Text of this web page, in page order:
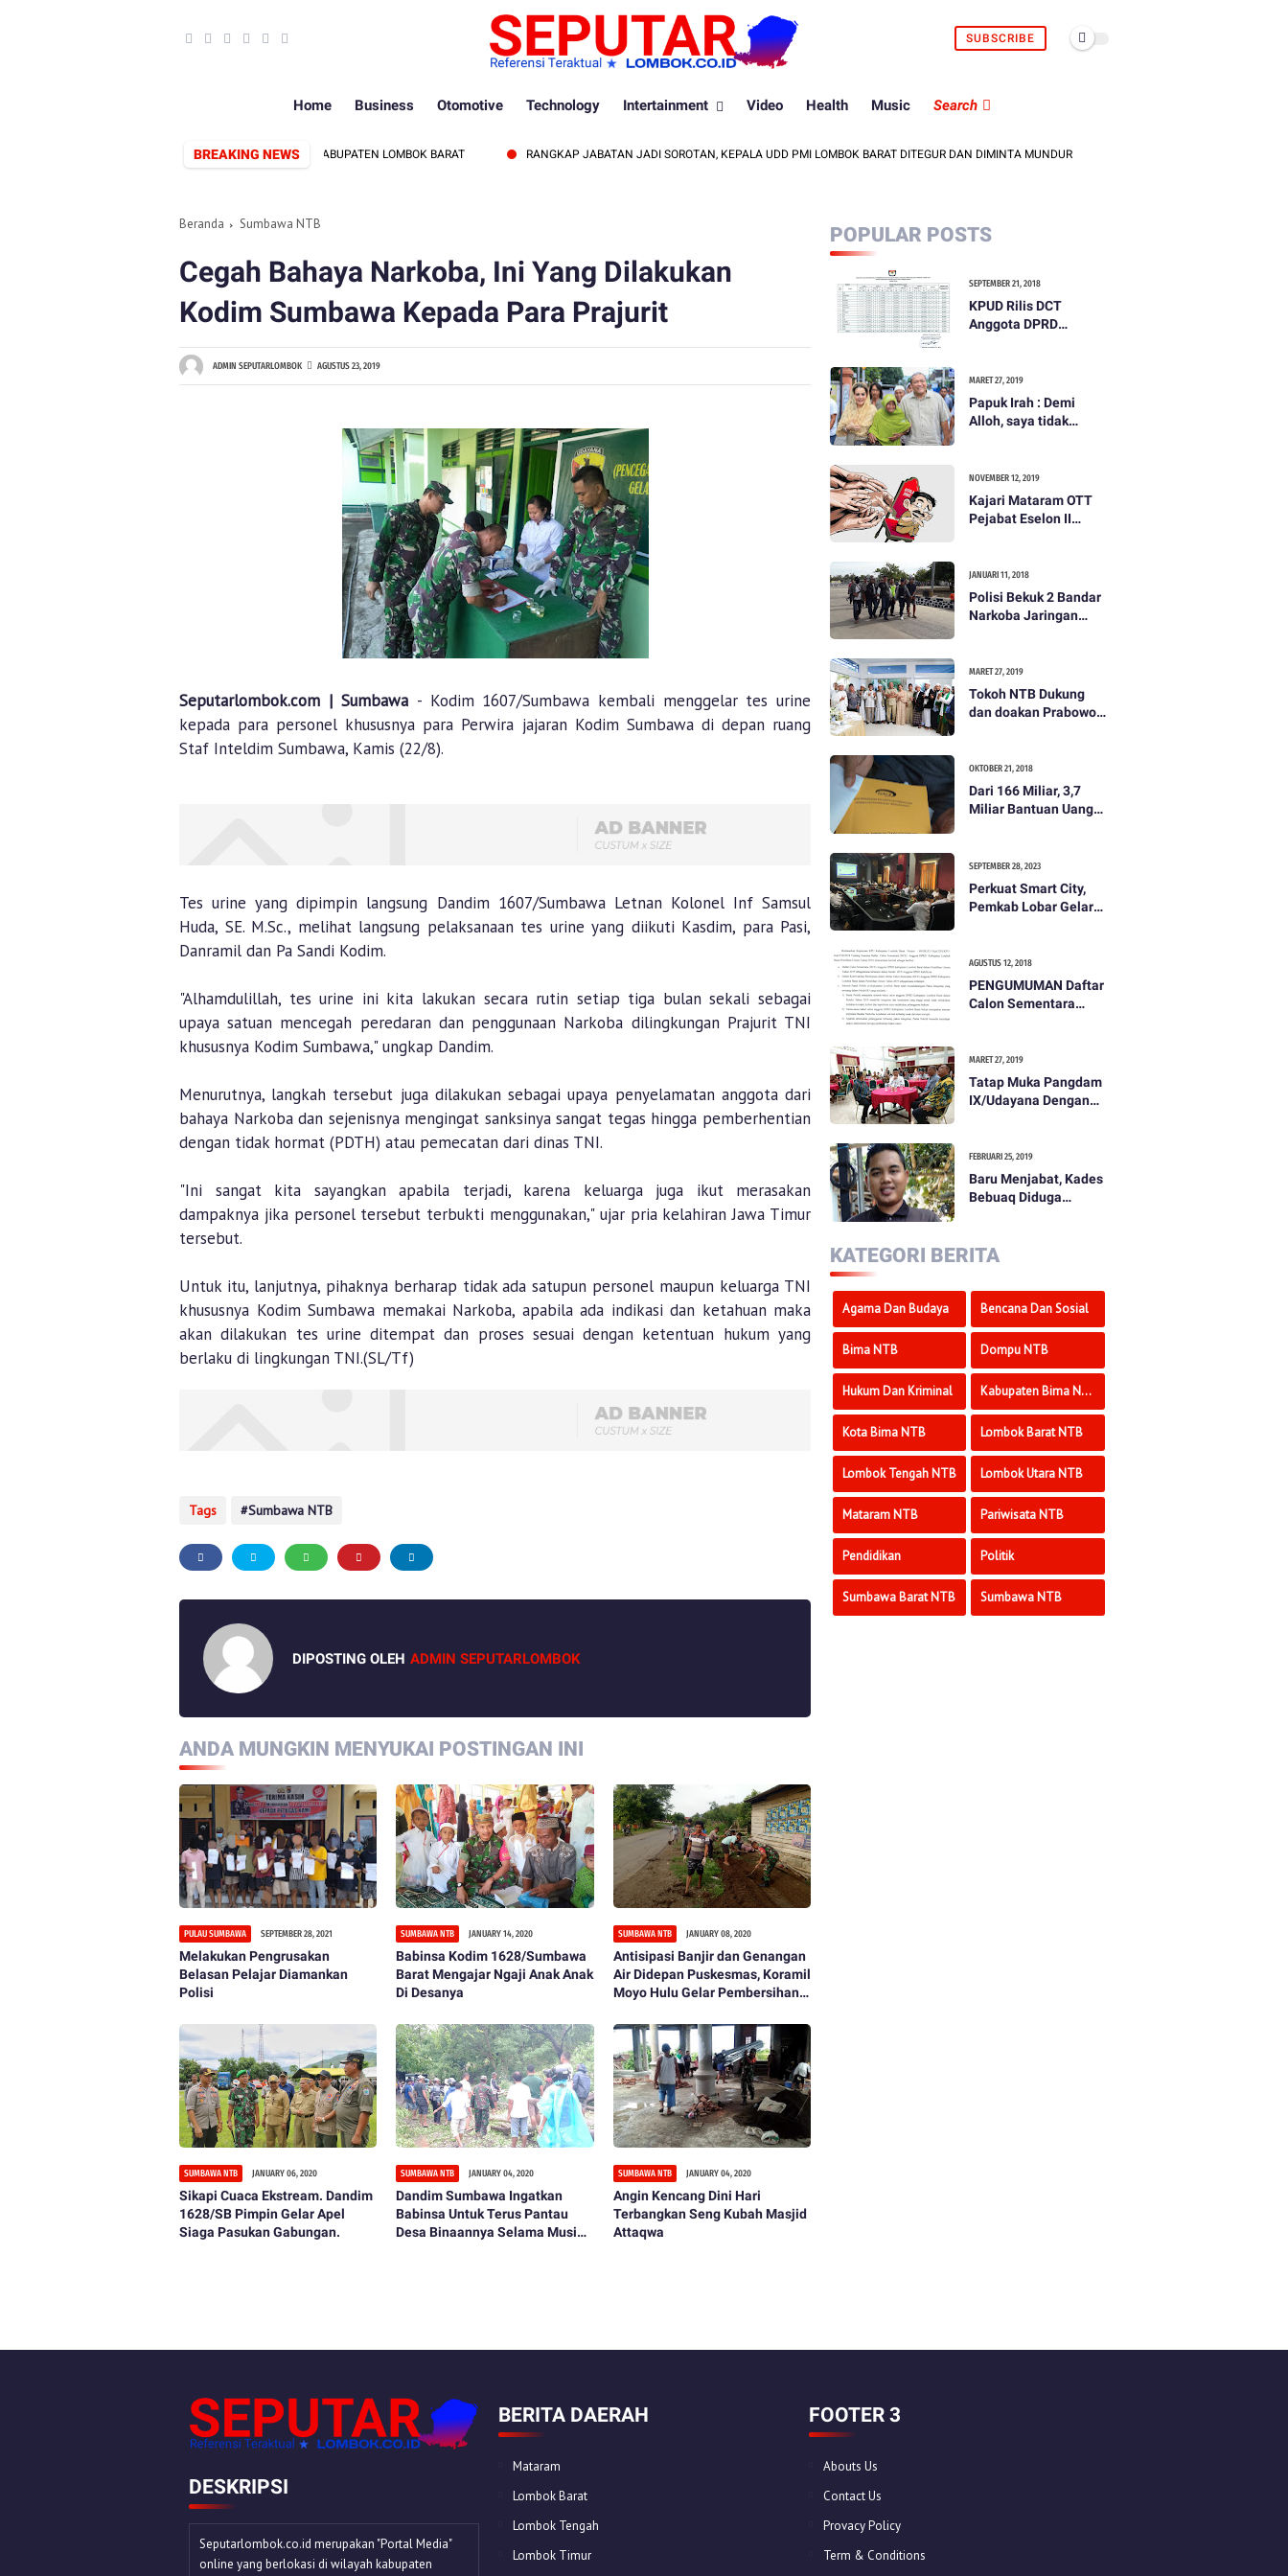
SUBSCRIBE
Home Business Otomotive Technology Intertainment Video Health Music Search
BREAKING NEWS
12 TUNTUTAN KEPADA DPRD DAN PEMERINTAH KABUPATEN LOMBOK BARAT RANGKAP JABATAN JADI SOROTAN, KEPALA UDD PMI LOMBOK BARAT DITEGUR DAN DIMINTA MUNDUR
Beranda Sumbawa NTB
Cegah Bahaya Narkoba, Ini Yang Dilakukan
Kodim Sumbawa Kepada Para Prajurit
ADMIN SEPUTARLOMBOK AGUSTUS 23, 2019
Seputarlombok.com | Sumbawa - Kodim 1607/Sumbawa kembali menggelar tes urine
kepada para personel khususnya para Perwira jajaran Kodim Sumbawa di depan ruang
Staf Inteldim Sumbawa, Kamis (22/8).
Tes urine yang dipimpin langsung Dandim 1607/Sumbawa Letnan Kolonel Inf Samsul
Huda, SE. M.Sc., melihat langsung pelaksanaan tes urine yang diikuti Kasdim, para Pasi,
Danramil dan Pa Sandi Kodim.
"Alhamdulillah, tes urine ini kita lakukan secara rutin setiap tiga bulan sekali sebagai
upaya satuan mencegah peredaran dan penggunaan Narkoba dilingkungan Prajurit TNI
khususnya Kodim Sumbawa," ungkap Dandim.
Menurutnya, langkah tersebut juga dilakukan sebagai upaya penyelamatan anggota dari
bahaya Narkoba dan sejenisnya mengingat sanksinya sangat tegas hingga pemberhentian
dengan tidak hormat (PDTH) atau pemecatan dari dinas TNI.
"Ini sangat kita sayangkan apabila terjadi, karena keluarga juga ikut merasakan
dampaknya jika personel tersebut terbukti menggunakan," ujar pria kelahiran Jawa Timur
tersebut.
Untuk itu, lanjutnya, pihaknya berharap tidak ada satupun personel maupun keluarga TNI
khususnya Kodim Sumbawa memakai Narkoba, apabila ada indikasi dan ketahuan maka
akan dilakukan tes urine ditempat dan proses sesuai dengan ketentuan hukum yang
berlaku di lingkungan TNI.(SL/Tf)
Tags Sumbawa NTB
DIPOSTING OLEH ADMIN SEPUTARLOMBOK
ANDA MUNGKIN MENYUKAI POSTINGAN INI
PULAU SUMBAWA SEPTEMBER 28, 2021
Melakukan Pengrusakan
Belasan Pelajar Diamankan
Polisi
SUMBAWA NTB JANUARY 14, 2020
Babinsa Kodim 1628/Sumbawa
Barat Mengajar Ngaji Anak Anak
Di Desanya
SUMBAWA NTB JANUARY 08, 2020
Antisipasi Banjir dan Genangan
Air Didepan Puskesmas, Koramil
Moyo Hulu Gelar Pembersihan
SUMBAWA NTB JANUARY 06, 2020
Sikapi Cuaca Ekstream. Dandim
1628/SB Pimpin Gelar Apel
Siaga Pasukan Gabungan.
SUMBAWA NTB JANUARY 04, 2020
Dandim Sumbawa Ingatkan
Babinsa Untuk Terus Pantau
Desa Binaannya Selama Musim
SUMBAWA NTB JANUARY 04, 2020
Angin Kencang Dini Hari
Terbangkan Seng Kubah Masjid
Attaqwa
POPULAR POSTS
SEPTEMBER 21, 2018
KPUD Rilis DCT
Anggota DPRD
MARET 27, 2019
Papuk Irah : Demi
Alloh, saya tidak
itu bohong
NOVEMBER 12, 2019
Kajari Mataram OTT
Pejabat Eselon II
JANUARI 11, 2018
Polisi Bekuk 2 Bandar
Narkoba Jaringan
MARET 27, 2019
Tokoh NTB Dukung
dan doakan Prabowo
OKTOBER 21, 2018
Dari 166 Miliar, 3,7
Miliar Bantuan Uang
SEPTEMBER 28, 2023
Perkuat Smart City,
Pemkab Lobar Gelar
AGUSTUS 12, 2018
PENGUMUMAN Daftar
Calon Sementara
Daerah Kabupaten
Lombok Barat Dalam
Pemilihan Umum
Tahun 2019
MARET 27, 2019
Tatap Muka Pangdam
IX/Udayana Dengan
FEBRUARI 25, 2019
Baru Menjabat, Kades
Bebuaq Diduga
KATEGORI BERITA
Agama Dan Budaya Bencana Dan Sosial
Bima NTB Dompu NTB
Hukum Dan Kriminal Kabupaten Bima NTB
Kota Bima NTB Lombok Barat NTB
Lombok Tengah NTB Lombok Utara NTB
Mataram NTB Pariwisata NTB
Pendidikan Politik
Sumbawa Barat NTB Sumbawa NTB
DESKRIPSI
Seputarlombok.co.id merupakan "Portal Media"
online yang berlokasi di wilayah kabupaten
BERITA DAERAH
Mataram
Lombok Barat
Lombok Tengah
Lombok Timur
FOOTER 3
Abouts Us
Contact Us
Provacy Policy
Term & Conditions